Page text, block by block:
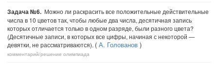
Задача №6. Можно ли раскрасить все положительные действительные
числа в 10 цветов так, чтобы любые два числа, десятичная запись
которых отличается только в одном разряде, были разного цвета?
(Десятичные записи, в которых все цифры, начиная с некоторой —
девятки, не рассматриваются). ( А. Голованов )
комментарий/решение олимпиада